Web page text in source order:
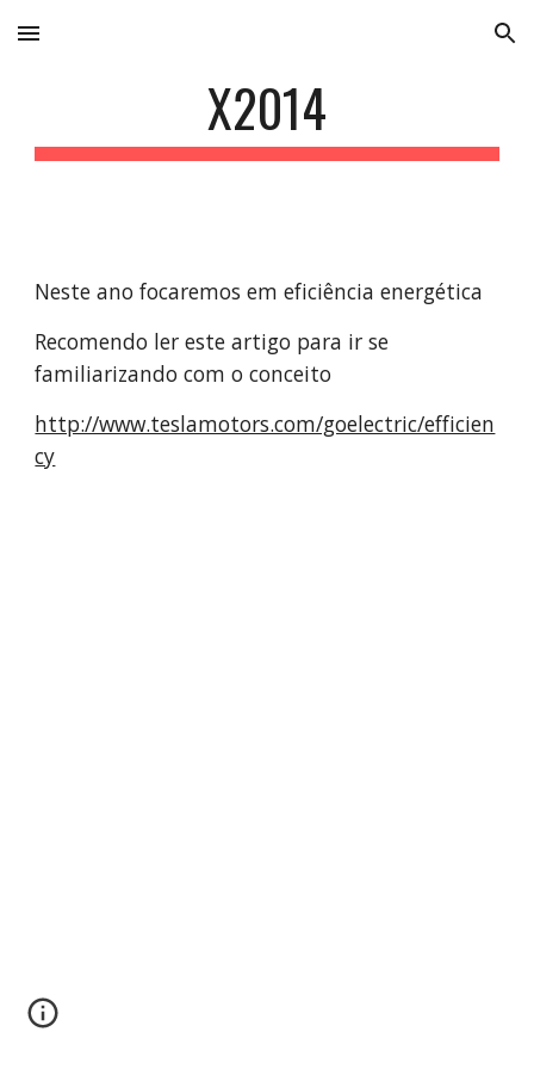
Skip to main content Skip to navigation
X2014
Neste ano focaremos em eficiência energética
Recomendo ler este artigo para ir se
familiarizando com o conceito
http://www.teslamotors.com/goelectric/efficien
cy